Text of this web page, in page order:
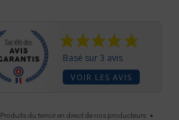
Basé sur 3 avis
VOIR LES AVIS
Produits du terroir en direct de nos producteurs